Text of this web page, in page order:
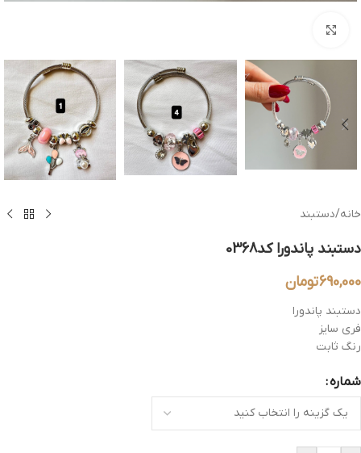
خانه/دستبند
دستبند پاندورا کد0368
690,000تومان
دستبند پاندورا
فری سایز
رنگ ثابت
شماره